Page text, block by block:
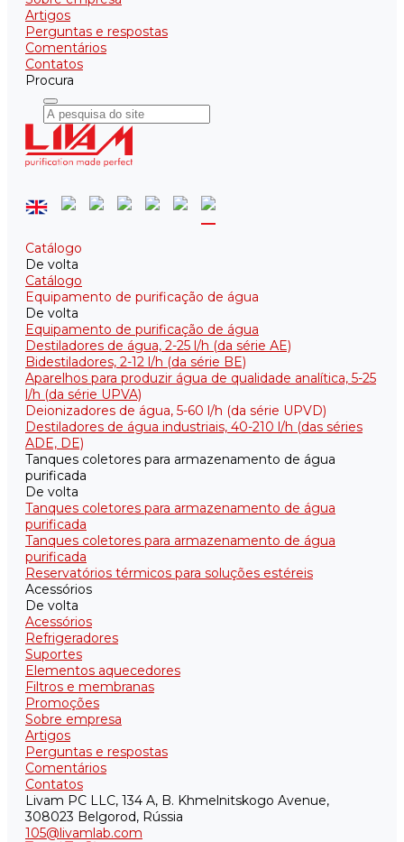
Artigos
Perguntas e respostas
Comentários
Contatos
Procura
Catálogo
De volta
Catálogo
Equipamento de purificação de água
De volta
Equipamento de purificação de água
Destiladores de água, 2-25 l/h (da série АE)
Bidestiladores, 2-12 l/h (da série BE)
Aparelhos para produzir água de qualidade analítica, 5-25
l/h (da série UPVA)
Deionizadores de água, 5-60 l/h (da série UPVD)
Destiladores de água industriais, 40-210 l/h (das séries
ADE, DE)
Tanques coletores para armazenamento de água
purificada
De volta
Tanques coletores para armazenamento de água
purificada
Tanques coletores para armazenamento de água
purificada
Reservatórios térmicos para soluções estéreis
Acessórios
De volta
Acessórios
Refrigeradores
Suportes
Elementos aquecedores
Filtros e membranas
Promoções
Sobre empresa
Artigos
Perguntas e respostas
Comentários
Contatos
Livam PC LLC, 134 A, B. Khmelnitskogo Avenue,
308023 Belgorod, Rússia
105@livamlab.com